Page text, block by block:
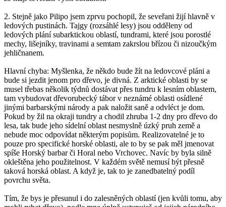
2. Stejně jako Pilipo jsem zprvu pochopil, že seveřani žijí hlavně v
ledových pustinách. Tajgy (rozsáhlé lesy) jsou odděleny od
ledových plání subarktickou oblastí, tundrami, které jsou porostlé
mechy, lišejníky, travinami a semtam zakrslou břízou či nizoučkým
jehličnanem.
Hlavní chyba: Myšlenka, že někdo bude žít na ledovcové pláni a
bude si jezdit jenom pro dřevo, je divná. Z arktické oblasti by se
musel třebas několik týdnů dostávat přes tundru k lesním oblastem,
tam vybudovat dřevorubecký tábor v neznámé oblasti osídlené
jinými barbarskými národy a pak naložit saně a odvléct je dom.
Pokud by žil na okraji tundry a chodil zhruba 1-2 dny pro dřevo do
lesa, tak bude jeho sídelní oblast nesmyslně úzký pruh země a
nebude moc odpovídat některým popisům. Realizovatelné je to
pouze pro specifické horské oblasti, ale to by se pak měl jmenovat
spíše Horský barbar či Horal nebo Vrchovec. Navíc by byla silně
okleštěna jeho použitelnost. V každém světě nemusí být přesně
taková horská oblast. A když je, tak to je zanedbatelný podíl
povrchu světa.
Tím, že bys je přesunul i do zalesněných oblastí (jen kvůli tomu, aby